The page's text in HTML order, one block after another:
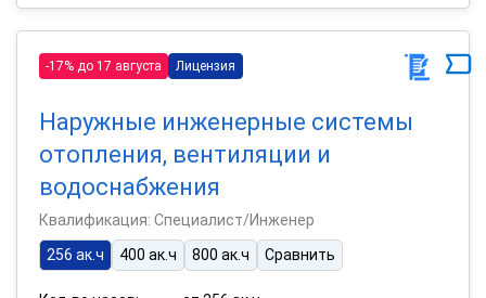
-17% до 17 августа Лицензия
Наружные инженерные системы
отопления, вентиляции и
водоснабжения
Квалификация: Специалист/Инженер
256 ак.ч
400 ак.ч 800 ак.ч Сравнить